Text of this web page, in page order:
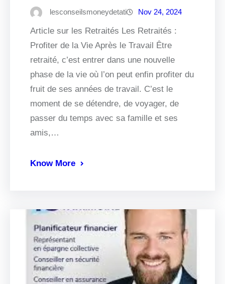
lesconseilsmoneydetati Nov 24, 2024
Article sur les Retraités Les Retraités :
Profiter de la Vie Après le Travail Être
retraité, c’est entrer dans une nouvelle
phase de la vie où l’on peut enfin profiter du
fruit de ses années de travail. C’est le
moment de se détendre, de voyager, de
passer du temps avec sa famille et ses
amis,…
Know More